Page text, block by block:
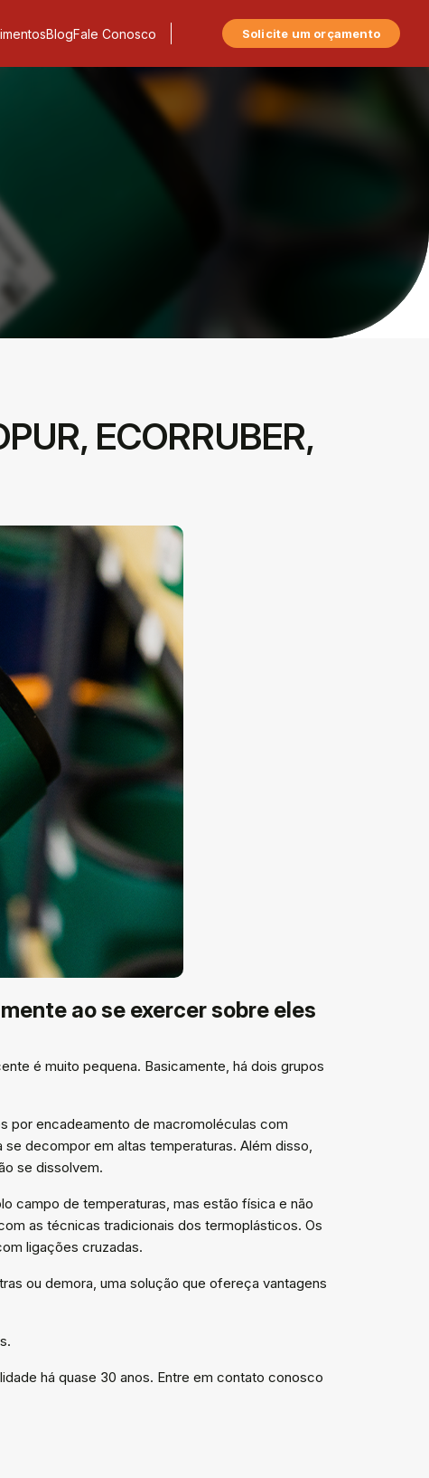
BlogFale Conosco Solicite um orçamento
ECORRUBER,
ao se exercer sobre eles
é muito pequena. Basicamente, há dois grupos
por encadeamento de macromoléculas com
decompor em altas temperaturas. Além disso,
se dissolvem.
campo de temperaturas, mas estão física e não
as técnicas tradicionais dos termoplásticos. Os
ligações cruzadas.
ou demora, uma solução que ofereça vantagens
há quase 30 anos. Entre em contato conosco